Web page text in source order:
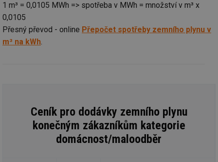
1 m³ = 0,0105 MWh => spotřeba v MWh = množství v m³ x
0,0105
Přesný převod - online Přepočet spotřeby zemního plynu v
m³ na kWh.
Ceník pro dodávky zemního plynu
konečným zákazníkům kategorie
domácnost/maloodběr